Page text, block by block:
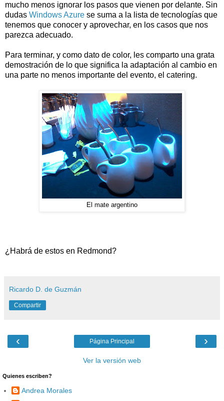
mucho menos ignorar los pasos que vienen por delante. Sin
dudas Windows Azure se suma a la lista de tecnologías que
tenemos que conocer y aprovechar, en los casos que nos
parezca adecuado.
Para terminar, y como dato de color, les comparto una grata
demostración de lo que significa la adaptación al cambio en
una parte no menos importante del evento, el catering.
El mate argentino
¿Habrá de estos en Redmond?
Ricardo D. de Guzmán
Compartir
‹ ›
Página Principal
Ver la versión web
Quienes escriben?
Andrea Morales